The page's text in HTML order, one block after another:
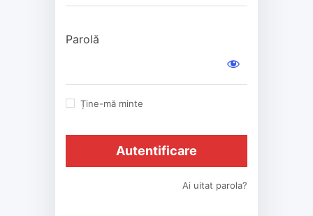
Parolă
Ține-mă minte
Ai uitat parola?